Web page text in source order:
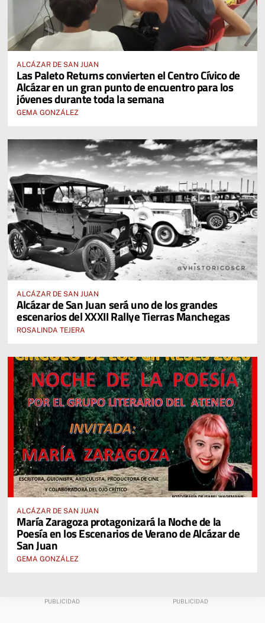
ALCÁZAR DE SAN JUAN
Las Paleto Returns convierten el Centro Cívico de
Alcázar en un gran punto de encuentro para los
jóvenes durante toda la semana
GEMA GONZÁLEZ
ALCÁZAR DE SAN JUAN
Alcázar de San Juan será uno de los grandes
escenarios del XXXII Rallye Tierras Manchegas
ROSALINDA TEJERA
ALCÁZAR DE SAN JUAN
María Zaragoza protagonizará la Noche de la
Poesía en los Escenarios de Verano de Alcázar de
San Juan
GEMA GONZÁLEZ